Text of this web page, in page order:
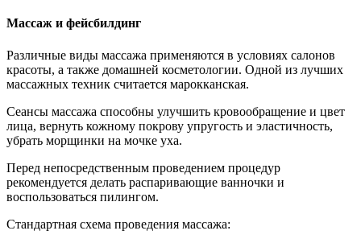
Массаж и фейсбилдинг
Различные виды массажа применяются в условиях салонов
красоты, а также домашней косметологии. Одной из лучших
массажных техник считается марокканская.
Сеансы массажа способны улучшить кровообращение и цвет
лица, вернуть кожному покрову упругость и эластичность,
убрать морщинки на мочке уха.
Перед непосредственным проведением процедур
рекомендуется делать распаривающие ванночки и
воспользоваться пилингом.
Стандартная схема проведения массажа: